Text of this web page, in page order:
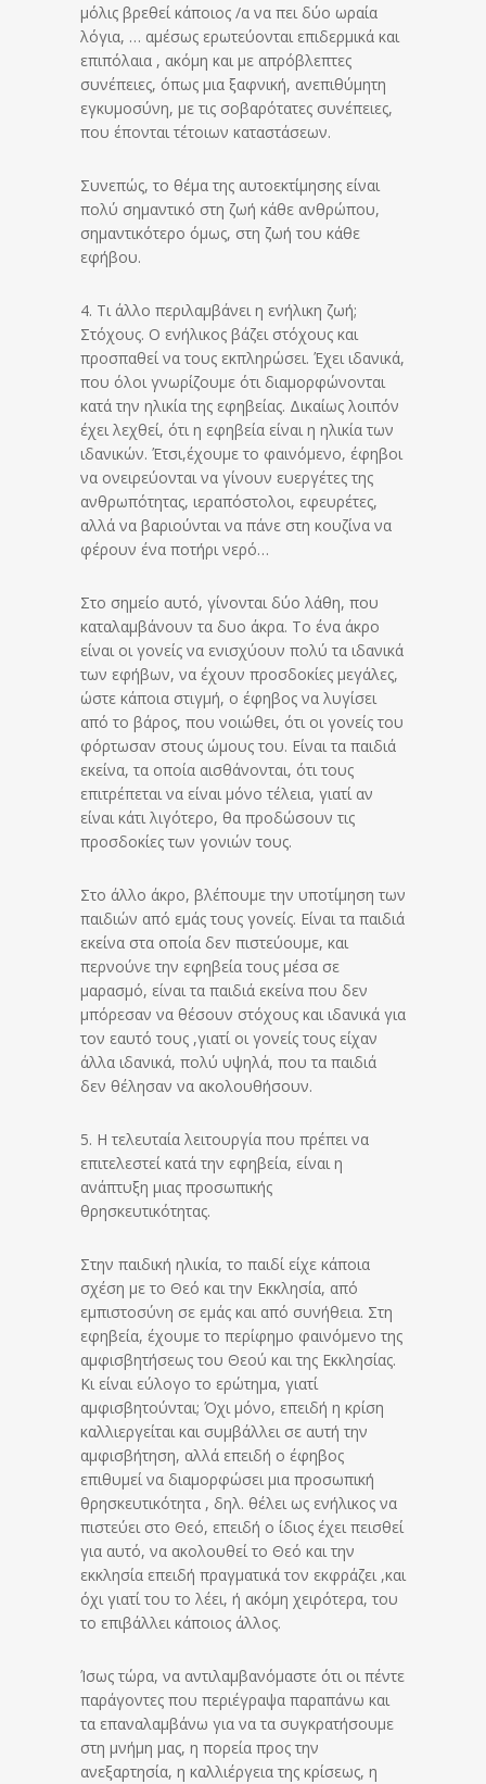
μόλις βρεθεί κάποιος /α να πει δύο ωραία
λόγια, … αμέσως ερωτεύονται επιδερμικά και
επιπόλαια , ακόμη και με απρόβλεπτες
συνέπειες, όπως μια ξαφνική, ανεπιθύμητη
εγκυμοσύνη, με τις σοβαρότατες συνέπειες,
που έπονται τέτοιων καταστάσεων.
Συνεπώς, το θέμα της αυτοεκτίμησης είναι
πολύ σημαντικό στη ζωή κάθε ανθρώπου,
σημαντικότερο όμως, στη ζωή του κάθε
εφήβου.
4. Τι άλλο περιλαμβάνει η ενήλικη ζωή;
Στόχους. Ο ενήλικος βάζει στόχους και
προσπαθεί να τους εκπληρώσει. Έχει ιδανικά,
που όλοι γνωρίζουμε ότι διαμορφώνονται
κατά την ηλικία της εφηβείας. Δικαίως λοιπόν
έχει λεχθεί, ότι η εφηβεία είναι η ηλικία των
ιδανικών. Έτσι,έχουμε το φαινόμενο, έφηβοι
να ονειρεύονται να γίνουν ευεργέτες της
ανθρωπότητας, ιεραπόστολοι, εφευρέτες,
αλλά να βαριούνται να πάνε στη κουζίνα να
φέρουν ένα ποτήρι νερό…
Στο σημείο αυτό, γίνονται δύο λάθη, που
καταλαμβάνουν τα δυο άκρα. Το ένα άκρο
είναι οι γονείς να ενισχύουν πολύ τα ιδανικά
των εφήβων, να έχουν προσδοκίες μεγάλες,
ώστε κάποια στιγμή, ο έφηβος να λυγίσει
από το βάρος, που νοιώθει, ότι οι γονείς του
φόρτωσαν στους ώμους του. Είναι τα παιδιά
εκείνα, τα οποία αισθάνονται, ότι τους
επιτρέπεται να είναι μόνο τέλεια, γιατί αν
είναι κάτι λιγότερο, θα προδώσουν τις
προσδοκίες των γονιών τους.
Στο άλλο άκρο, βλέπουμε την υποτίμηση των
παιδιών από εμάς τους γονείς. Είναι τα παιδιά
εκείνα στα οποία δεν πιστεύουμε, και
περνούνε την εφηβεία τους μέσα σε
μαρασμό, είναι τα παιδιά εκείνα που δεν
μπόρεσαν να θέσουν στόχους και ιδανικά για
τον εαυτό τους ,γιατί οι γονείς τους είχαν
άλλα ιδανικά, πολύ υψηλά, που τα παιδιά
δεν θέλησαν να ακολουθήσουν.
5. Η τελευταία λειτουργία που πρέπει να
επιτελεστεί κατά την εφηβεία, είναι η
ανάπτυξη μιας προσωπικής
θρησκευτικότητας.
Στην παιδική ηλικία, το παιδί είχε κάποια
σχέση με το Θεό και την Εκκλησία, από
εμπιστοσύνη σε εμάς και από συνήθεια. Στη
εφηβεία, έχουμε το περίφημο φαινόμενο της
αμφισβητήσεως του Θεού και της Εκκλησίας.
Κι είναι εύλογο το ερώτημα, γιατί
αμφισβητούνται; Όχι μόνο, επειδή η κρίση
καλλιεργείται και συμβάλλει σε αυτή την
αμφισβήτηση, αλλά επειδή ο έφηβος
επιθυμεί να διαμορφώσει μια προσωπική
θρησκευτικότητα , δηλ. θέλει ως ενήλικος να
πιστεύει στο Θεό, επειδή ο ίδιος έχει πεισθεί
για αυτό, να ακολουθεί το Θεό και την
εκκλησία επειδή πραγματικά τον εκφράζει ,και
όχι γιατί του το λέει, ή ακόμη χειρότερα, του
το επιβάλλει κάποιος άλλος.
Ίσως τώρα, να αντιλαμβανόμαστε ότι οι πέντε
παράγοντες που περιέγραψα παραπάνω και
τα επαναλαμβάνω για να τα συγκρατήσουμε
στη μνήμη μας, η πορεία προς την
ανεξαρτησία, η καλλιέργεια της κρίσεως, η